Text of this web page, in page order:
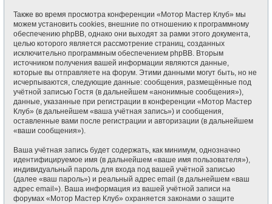
Также во время просмотра конференции «Мотор Мастер Клуб» мы
можем установить cookies, внешние по отношению к программному
обеспечению phpBB, однако они выходят за рамки этого документа,
целью которого является рассмотрение страниц, созданных
исключительно программным обеспечением phpBB. Вторым
источником получения вашей информации являются данные,
которые вы отправляете на форум. Этими данными могут быть, но не
исчерпываются, следующие данные: сообщения, размещённые под
учётной записью Гостя (в дальнейшем «анонимные сообщения»),
данные, указанные при регистрации в конференции «Мотор Мастер
Клуб» (в дальнейшем «ваша учётная запись») и сообщения,
оставленные вами после регистрации и авторизации (в дальнейшем
«ваши сообщения»).
Ваша учётная запись будет содержать, как минимум, однозначно
идентифицируемое имя (в дальнейшем «ваше имя пользователя»),
индивидуальный пароль для входа под вашей учётной записью
(далее «ваш пароль») и реальный адрес email (в дальнейшем «ваш
адрес email»). Ваша информация из вашей учётной записи на
форумах «Мотор Мастер Клуб» охраняется законами о защите